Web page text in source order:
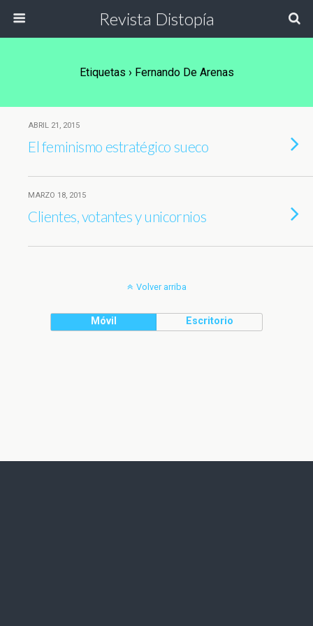
Revista Distopía
Etiquetas › Fernando De Arenas
ABRIL 21, 2015
El feminismo estratégico sueco
MARZO 18, 2015
Clientes, votantes y unicornios
Volver arriba
Móvil Escritorio